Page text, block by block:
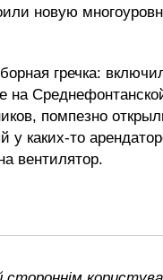
новую
гречка:
на
помпезно
у каких-то
вентилятор.